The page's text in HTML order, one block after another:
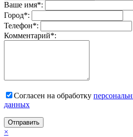
Ваше имя*:
Город*:
Телефон*:
Комментарий*:
Согласен на обработку
данных
Отправить
×